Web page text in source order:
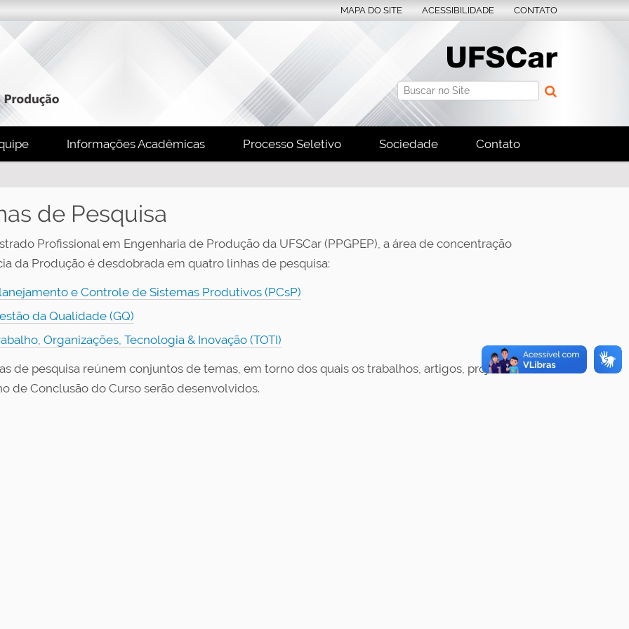
Busca
Busca Avançada…
MAPA DO SITE ACESSIBILIDADE CONTATO
Informações Acadêmicas Processo Seletivo Sociedade Contato
de Pesquisa
Profissional em Engenharia de Produção da UFSCar (PPGPEP), a área de concentração
da Produção é desdobrada em quatro linhas de pesquisa:
e Controle de Sistemas Produtivos (PCsP)
da Qualidade (GQ)
Organizações, Tecnologia & Inovação (TOTI)
de pesquisa reúnem conjuntos de temas, em torno dos quais os trabalhos, artigos, projetos e
de Conclusão do Curso serão desenvolvidos.